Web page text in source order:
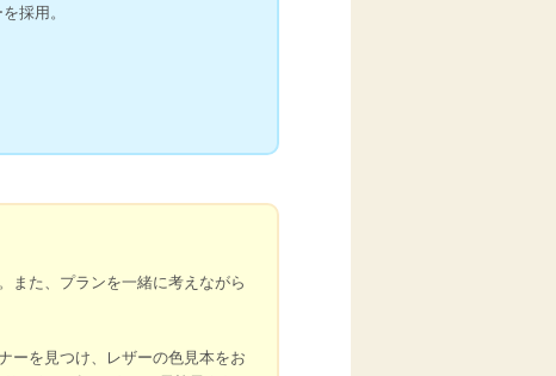
採用。
また、プランを一緒に考えながら
ーを見つけ、レザーの色見本をお